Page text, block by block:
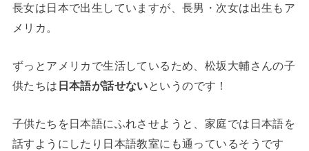
長女は日本で出生していますが、長男・次女は出生もア
メリカ。
ずっとアメリカで生活しているため、松坂大輔さんの子
供たちは 日本語が話せないというのです！
子供たちを日本語にふれさせようと、家庭では日本語を
話すようにしたり日本語教室にも通っているそうです